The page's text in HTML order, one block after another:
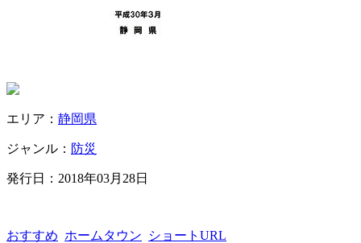
エリア： 静岡県
ジャンル： 防災
発行日： 2018年03月28日
おすすめ ホームタウン ショートURL